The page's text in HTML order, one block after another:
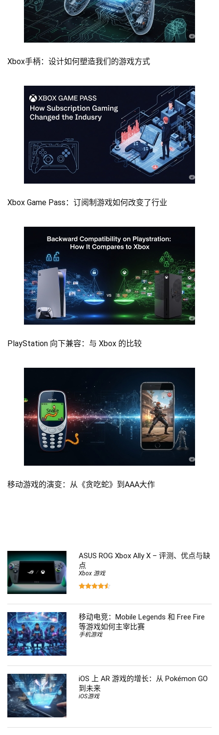
Xbox手柄：设计如何塑造我们的游戏方式
Xbox Game Pass：订阅制游戏如何改变了行业
PlayStation 向下兼容：与 Xbox 的比较
移动游戏的演变：从《贪吃蛇》到AAA大作
ASUS ROG Xbox Ally X – 评测、优点与缺
点
Xbox 游戏
移动电竞：Mobile Legends 和 Free Fire
等游戏如何主宰比赛
手机游戏
iOS 上 AR 游戏的增长：从 Pokémon GO
到未来
iOS游戏